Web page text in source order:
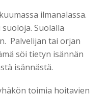
ilmanalassa.
Suolalla
Palvelijan tai orjan
söi tietyn isännän
isännästä.
toimia hoitavien